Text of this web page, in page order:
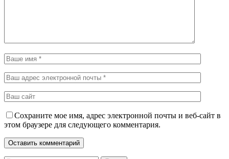
Сохраните мое имя, адрес электронной почты и веб-сайт в
этом браузере для следующего комментария.